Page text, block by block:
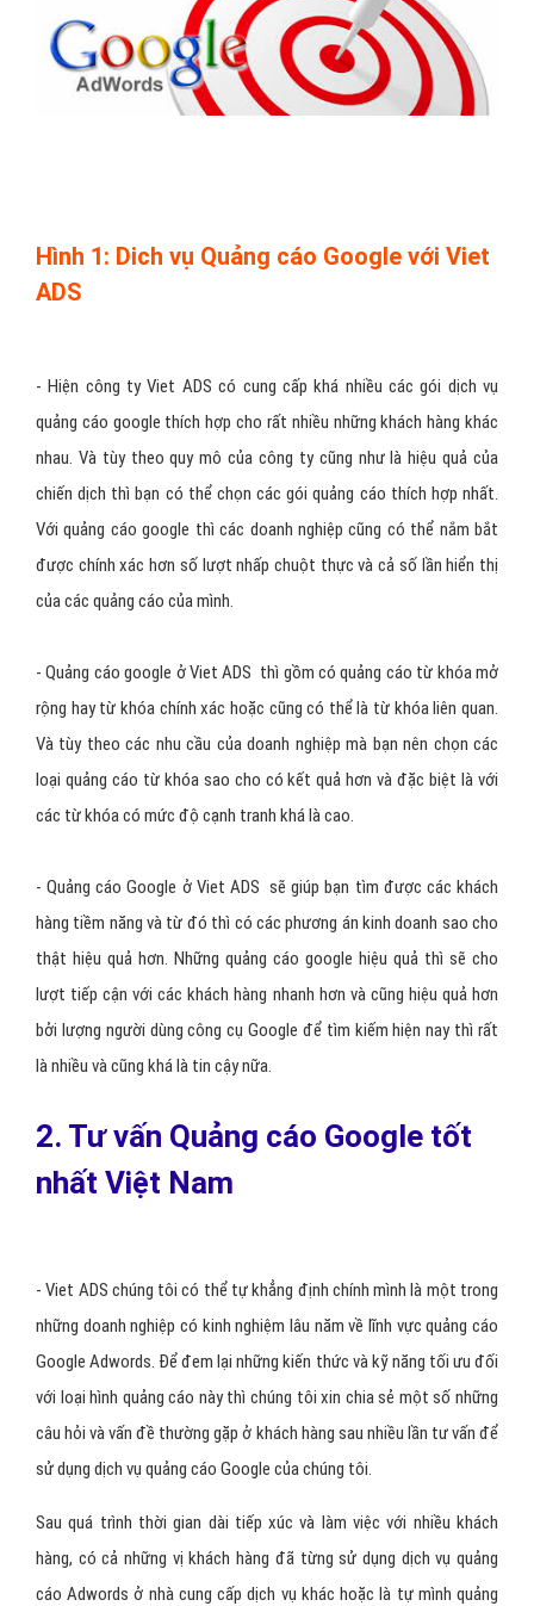
Hình 1: Dich vụ Quảng cáo Google với Viet
ADS
- Hiện công tyViet ADScó cung cấp khá nhiều các gói dịch vụ
quảng cáo google thích hợp cho rất nhiều những khách hàng khác
nhau. Và tùy theo quy mô của công ty cũng như là hiệu quả của
chiến dịch thì bạn có thể chọn các gói quảng cáo thích hợp nhất.
Với quảng cáo google thì các doanh nghiệp cũng có thể nắm bắt
được chính xác hơn số lượt nhấp chuột thực và cả số lần hiển thị
của các quảng cáo của mình.
- Quảng cáo google ởViet ADS thì gồm có quảng cáo từ khóa mở
rộng hay từ khóa chính xác hoặc cũng có thể là từ khóa liên quan.
Và tùy theo các nhu cầu của doanh nghiệp mà bạn nên chọn các
loại quảng cáo từ khóa sao cho có kết quả hơn và đặc biệt là với
các từ khóa có mức độ cạnh tranh khá là cao.
- Quảng cáo Google ở Viet ADS sẽ giúp bạn tìm được các khách
hàng tiềm năng và từ đó thì có các phương án kinh doanh sao cho
thật hiệu quả hơn. Những quảng cáo google hiệu quả thì sẽ cho
lượt tiếp cận với các khách hàng nhanh hơn và cũng hiệu quả hơn
bởi lượng người dùng công cụ Google để tìm kiếm hiện nay thì rất
là nhiều và cũng khá là tin cậy nữa.
2. Tư vấn Quảng cáo Google tốt
nhất Việt Nam
- Viet ADS chúng tôi có thể tự khẳng định chính mình là một trong
những doanh nghiệp có kinh nghiệm lâu năm về lĩnh vực quảng cáo
Google Adwords. Để đem lại những kiến thức và kỹ năng tối ưu đối
với loại hình quảng cáo này thì chúng tôi xin chia sẻ một số những
câu hỏi và vấn đề thường gặp ở khách hàng sau nhiều lần tư vấn để
sử dụng dịch vụ quảng cáo Google của chúng tôi.
Sau quá trình thời gian dài tiếp xúc và làm việc với nhiều khách
hàng, có cả những vị khách hàng đã từng sử dụng dịch vụ quảng
cáo Adwords ở nhà cung cấp dịch vụ khác hoặc là tự mình quảng